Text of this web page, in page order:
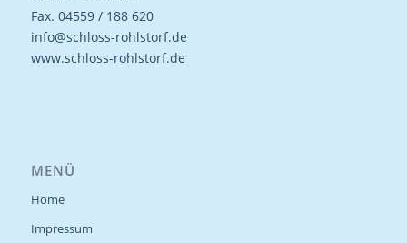
Fax. 04559 / 188 620
info@schloss-rohlstorf.de
www.schloss-rohlstorf.de
MENÜ
Home
Impressum